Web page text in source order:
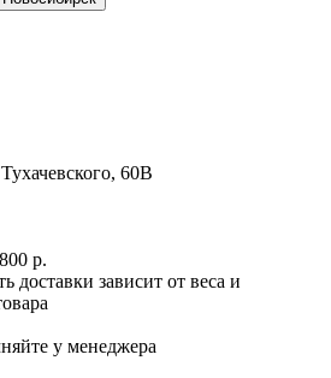
60В
р.
доставки зависит от веса и
у менеджера